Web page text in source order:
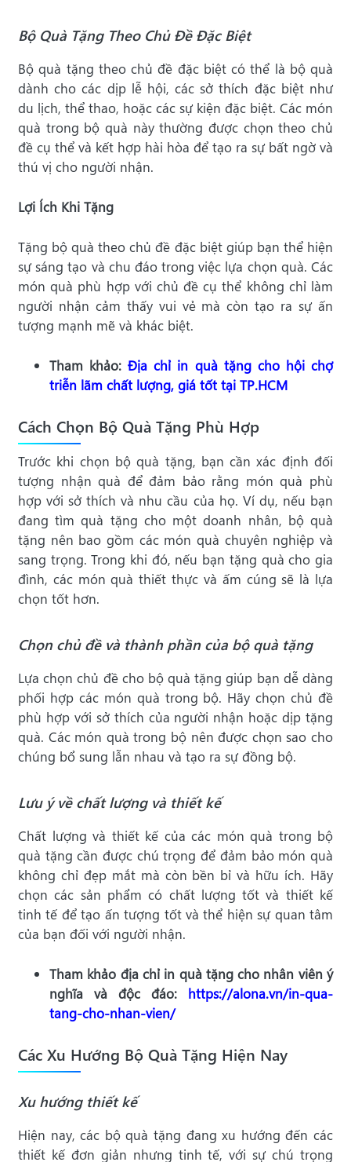
Bộ Quà Tặng Theo Chủ Đề Đặc Biệt
Bộ quà tặng theo chủ đề đặc biệt có thể là bộ quà
dành cho các dịp lễ hội, các sở thích đặc biệt như
du lịch, thể thao, hoặc các sự kiện đặc biệt. Các món
quà trong bộ quà này thường được chọn theo chủ
đề cụ thể và kết hợp hài hòa để tạo ra sự bất ngờ và
thú vị cho người nhận.
Lợi Ích Khi Tặng
Tặng bộ quà theo chủ đề đặc biệt giúp bạn thể hiện
sự sáng tạo và chu đáo trong việc lựa chọn quà. Các
món quà phù hợp với chủ đề cụ thể không chỉ làm
người nhận cảm thấy vui vẻ mà còn tạo ra sự ấn
tượng mạnh mẽ và khác biệt.
Tham khảo:Địa chỉ in quà tặng cho hội chợ
triễn lãm chất lượng, giá tốt tại TP.HCM
Cách Chọn Bộ Quà Tặng Phù Hợp
Trước khi chọn bộ quà tặng, bạn cần xác định đối
tượng nhận quà để đảm bảo rằng món quà phù
hợp với sở thích và nhu cầu của họ. Ví dụ, nếu bạn
đang tìm quà tặng cho một doanh nhân, bộ quà
tặng nên bao gồm các món quà chuyên nghiệp và
sang trọng. Trong khi đó, nếu bạn tặng quà cho gia
đình, các món quà thiết thực và ấm cúng sẽ là lựa
chọn tốt hơn.
Chọn chủ đề và thành phần của bộ quà tặng
Lựa chọn chủ đề cho bộ quà tặng giúp bạn dễ dàng
phối hợp các món quà trong bộ. Hãy chọn chủ đề
phù hợp với sở thích của người nhận hoặc dịp tặng
quà. Các món quà trong bộ nên được chọn sao cho
chúng bổ sung lẫn nhau và tạo ra sự đồng bộ.
Lưu ý về chất lượng và thiết kế
Chất lượng và thiết kế của các món quà trong bộ
quà tặng cần được chú trọng để đảm bảo món quà
không chỉ đẹp mắt mà còn bền bỉ và hữu ích. Hãy
chọn các sản phẩm có chất lượng tốt và thiết kế
tinh tế để tạo ấn tượng tốt và thể hiện sự quan tâm
của bạn đối với người nhận.
Tham khảo địa chỉ in quà tặng cho nhân viên ý
nghĩa và độc đáo: https://alona.vn/in-qua-
tang-cho-nhan-vien/
Các Xu Hướng Bộ Quà Tặng Hiện Nay
Xu hướng thiết kế
Hiện nay, các bộ quà tặng đang xu hướng đến các
thiết kế đơn giản nhưng tinh tế, với sự chú trọng